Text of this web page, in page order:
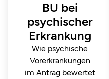
BU bei
psychischer
Erkrankung
Wie psychische
Vorerkrankungen
im Antrag bewertet